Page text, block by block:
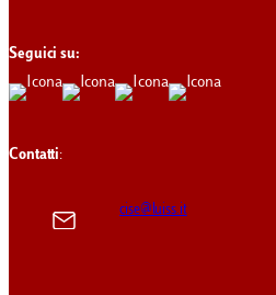
Seguici su:
Contatti:
cise@luiss.it